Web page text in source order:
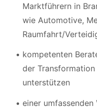
Marktführern in
wie Automotive,
Raumfahrt/
kompetenten
der
unterstützen
einer